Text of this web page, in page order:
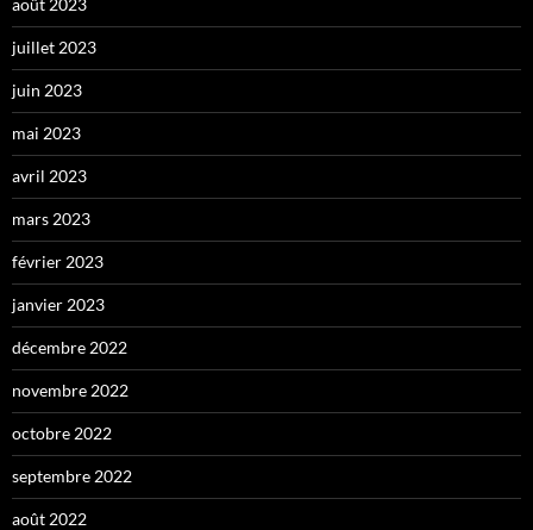
août 2023
juillet 2023
juin 2023
mai 2023
avril 2023
mars 2023
février 2023
janvier 2023
décembre 2022
novembre 2022
octobre 2022
septembre 2022
août 2022